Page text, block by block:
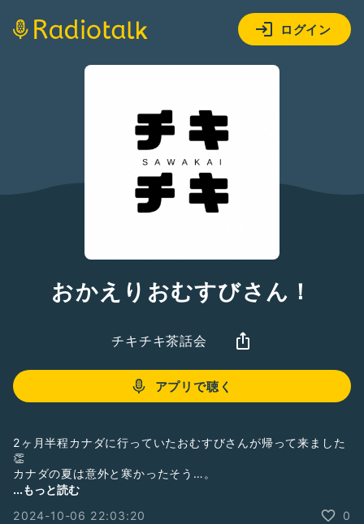
ログイン
おかえりおむすびさん！
チキチキ茶話会
アプリで聴く
2ヶ月半程カナダに行っていたおむすびさんが帰って来ました
👏
カナダの夏は意外と寒かったそう…。
カナダのお土産話、まだまだたくさん聴こう✨
...もっと読む
2024-10-06 22:03:20
0